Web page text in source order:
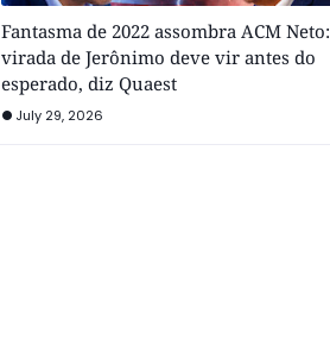
Fantasma de 2022 assombra ACM Neto:
virada de Jerônimo deve vir antes do
esperado, diz Quaest
July 29, 2026